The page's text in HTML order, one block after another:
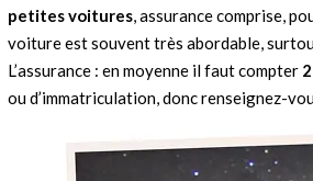
petites voitures, assurance comprise,
voiture est souvent très abordable,
L’assurance : en moyenne il faut compter
ou d’immatriculation, donc renseignez-